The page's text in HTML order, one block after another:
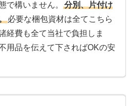
で構いません。
分別、片付け
必要な梱包資材は全てこちら
経費も全て当社で負担しま
用品を伝えて下さればOKの安